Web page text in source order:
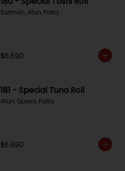
Salmon, Atun, Palta
$6.690
181 - Special Tuna Roll
Atun, Queso, Palta
$6.690